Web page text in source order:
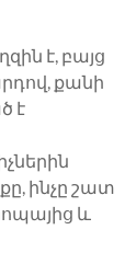
է, բայց
քանի
է
ինչը շատ
և